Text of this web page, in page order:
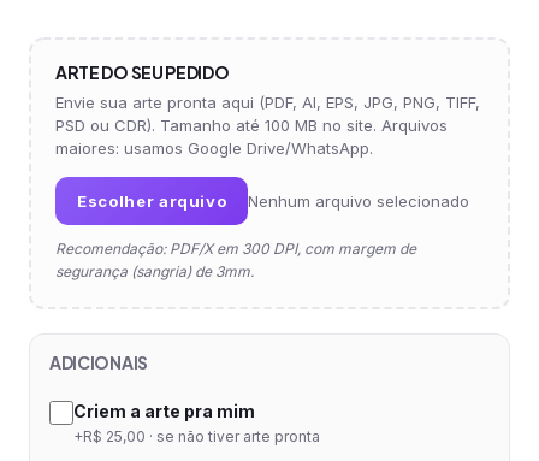
ARTE DO SEU PEDIDO
Envie sua arte pronta aqui (PDF, AI, EPS, JPG, PNG, TIFF,
PSD ou CDR). Tamanho até 100 MB no site. Arquivos
maiores: usamos Google Drive/WhatsApp.
Escolher arquivo Nenhum arquivo selecionado
Recomendação: PDF/X em 300 DPI, com margem de
segurança (sangria) de 3mm.
ADICIONAIS
Criem a arte pra mim
+R$ 25,00 · se não tiver arte pronta